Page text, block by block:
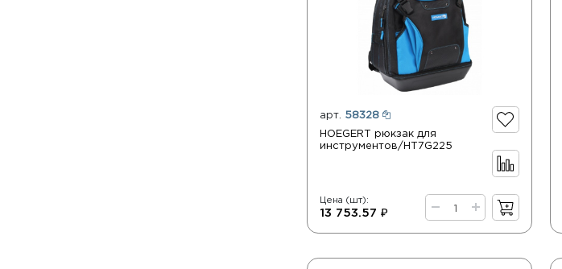
арт. 58328
HOEGERT рюкзак для
инструментов/HT7G225
Цена (шт):
13 753.57 ₽